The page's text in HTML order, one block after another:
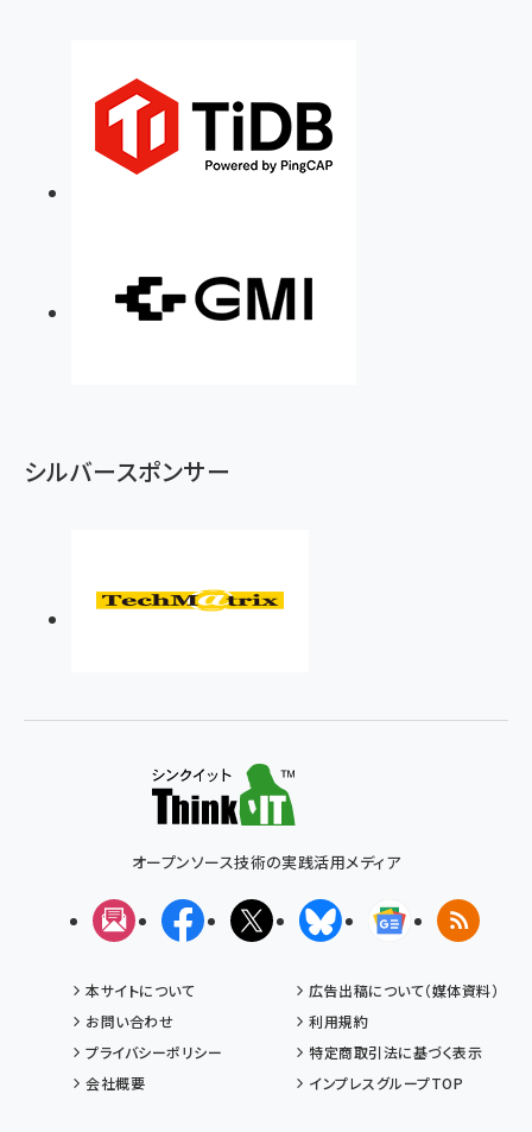
シルバースポンサー
オープンソース技術の実践活用メディア
メルマガFacebookX(エックス)BlueskyGoogleニュ
RSS
本サイトについて
広告出稿について（媒体資料）
お問い合わせ
利用規約
プライバシーポリシー
特定商取引法に基づく表示
会社概要
インプレスグループTOP